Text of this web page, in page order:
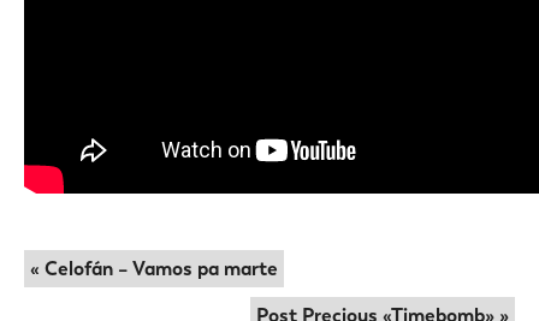
« Celofán – Vamos pa marte
Post Precious «Timebomb» »